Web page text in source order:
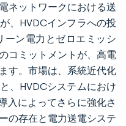
ネットワークにおける送
、HVDCインフラへの投
ーン電力とゼロエミッシ
コミットメントが、高電
す。市場は、系統近代化
、HVDCシステムにおけ
入によってさらに強化さ
の存在と電力送電システ